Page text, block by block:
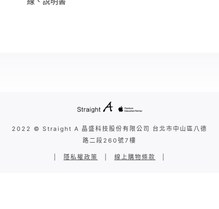
2022 © Straight A 晶盛科技股份有限公司 台北市中山區八德
路二段260號7樓
隱私權政策 線上購物條款